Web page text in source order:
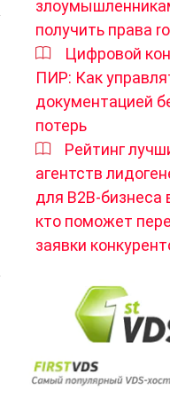
получить права
Цифровой
ПИР: Как
документацией
потерь
Рейтинг
агентств
для B2B-бизнеса
кто поможет
заявки